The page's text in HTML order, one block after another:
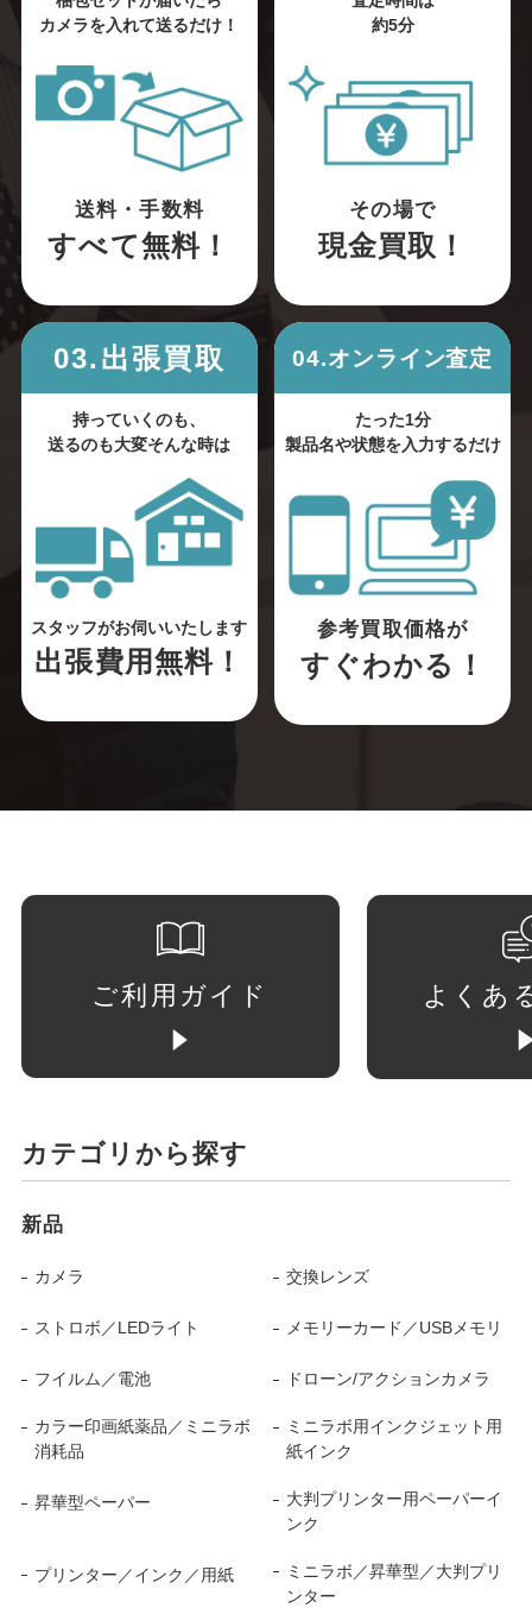
カメラを入れて送るだけ！
送料・手数料
すべて無料！
約5分
その場で
現金買取！
03.出張買取
持っていくのも、
送るのも大変そんな時は
スタッフがお伺いいたします
出張費用無料！
04.オンライン査定
たった1分
製品名や状態を入力するだけ
参考買取価格が
すぐわかる！
ご利用ガイド よくあ
カテゴリから探す
新品
カメラ 交換レンズ
ストロボ／LEDライト メモリーカード／USBメモリ
フイルム／電池 ドローン/アクションカメラ
カラー印画紙薬品／ミニラボ
消耗品
ミニラボ用インクジェット用
紙インク
昇華型ペーパー
大判プリンター用ペーパーイ
ンク
プリンター／インク／用紙
ミニラボ／昇華型／大判プリ
ンター